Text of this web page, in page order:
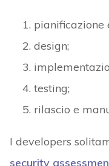
pianificazione
design;
testing;
rilascio e
I developers
security